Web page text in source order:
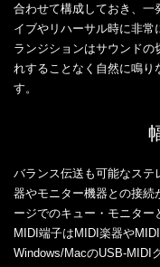
合わせて構成しておき、一
イブやリハーサル時に非常
ランジションはサウンド
れすることなく自然に鳴り
す。
バランス伝送も可能なステ
器やモニター機器との接続
ージでのキュー・モニタ
MIDI端子はMIDI楽器や
Windows/MacのUSB-MIDI